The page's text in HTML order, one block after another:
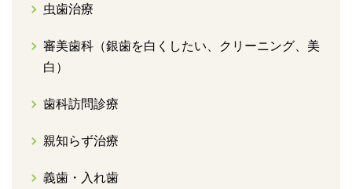
虫歯治療
審美歯科（銀歯を白くしたい、クリーニング、美
白）
歯科訪問診療
親知らず治療
義歯・入れ歯